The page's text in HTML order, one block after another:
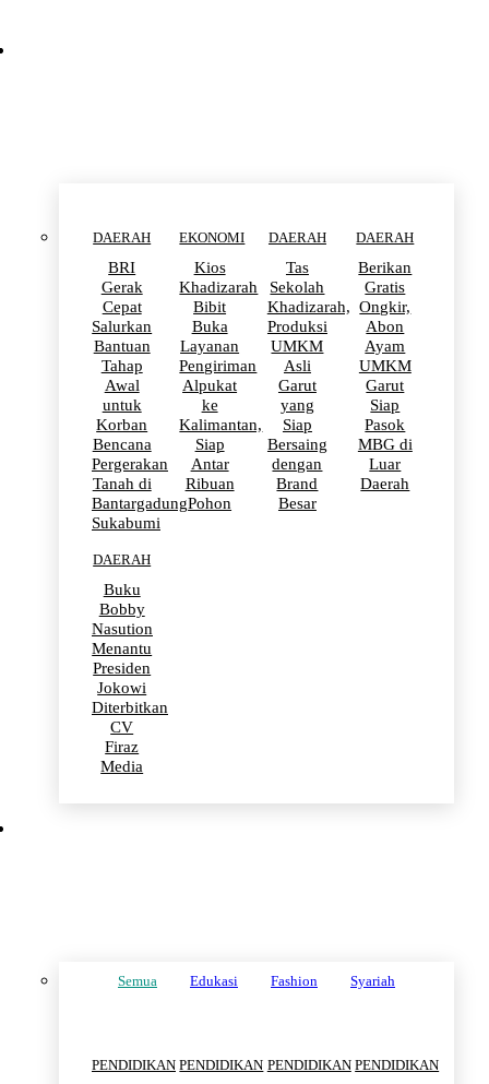
DAERAH
BRI
Gerak
Cepat
Salurkan
Bantuan
Tahap
Awal
untuk
Korban
Bencana
Pergerakan
Tanah di
Bantargadung
Sukabumi
EKONOMI
Kios
Khadizarah
Bibit
Buka
Layanan
Pengiriman
Alpukat
ke
Kalimantan,
Siap
Antar
Ribuan
Pohon
DAERAH
Tas
Sekolah
Khadizarah,
Produksi
UMKM
Asli
Garut
yang
Siap
Bersaing
dengan
Brand
Besar
DAERAH
Berikan
Gratis
Ongkir,
Abon
Ayam
UMKM
Garut
Siap
Pasok
MBG di
Luar
Daerah
DAERAH
Buku
Bobby
Nasution
Menantu
Presiden
Jokowi
Diterbitkan
CV
Firaz
Media
Semua Edukasi Fashion Syariah
PENDIDIKAN PENDIDIKAN PENDIDIKAN PENDIDIKAN